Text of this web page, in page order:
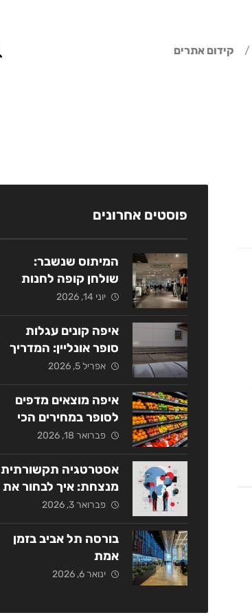
קידום אתרים
פוסטים אחרונים
המיתוס שנשבר:
שולחן קופה לחנות
אופנה כמנוף מכירות
אסטרטגי
יוני 14, 2026
איפה קונים עגלות
סופר אונליין: המדריך
המלא ל-2026
אפריל 5, 2026
איפה מוצאים מדפים
לסופר במחירים הכי
משתלמים בשנת
2026?
פברואר 18, 2026
אסטרטגיה תקשורתית
מנצחת: איך לבחור את
החברה המתאימה
בישראל?
פברואר 3, 2026
בורסה תל אביב בזמן
אמת
ינואר 6, 2026